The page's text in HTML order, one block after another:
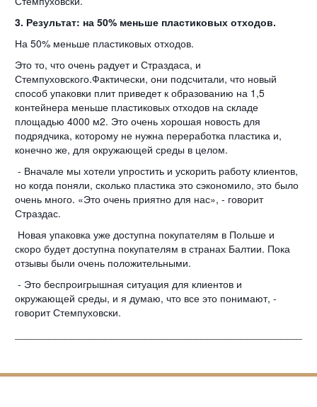
3. Результат: на 50% меньше пластиковых отходов.
На 50% меньше пластиковых отходов.
Это то, что очень радует и Страздаса, и
Стемпуховского.Фактически, они подсчитали, что новый
способ упаковки плит приведет к образованию на 1,5
контейнера меньше пластиковых отходов на складе
площадью 4000 м2. Это очень хорошая новость для
подрядчика, которому не нужна переработка пластика и,
конечно же, для окружающей среды в целом.
- Вначале мы хотели упростить и ускорить работу клиентов,
но когда поняли, сколько пластика это сэкономило, это было
очень много. «Это очень приятно для нас», - говорит
Страздас.
Новая упаковка уже доступна покупателям в Польше и
скоро будет доступна покупателям в странах Балтии. Пока
отзывы были очень положительными.
- Это беспроигрышная ситуация для клиентов и
окружающей среды, и я думаю, что все это понимают, -
говорит Стемпуховски.